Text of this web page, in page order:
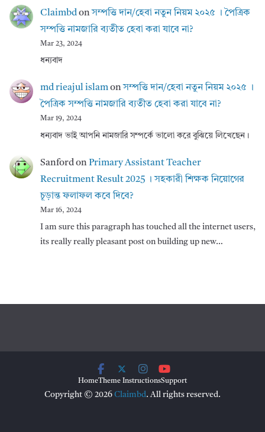
Claimbdonসম্পত্তি দান/হেবা নতুন নিয়ম ২০২৫ । পৈত্রিক
সম্পত্তি নামজারি ব্যতীত হেবা করা যাবে না?
Mar 23, 2024
ধন্যবাদ
md rieajul islamonসম্পত্তি দান/হেবা নতুন নিয়ম ২০২৫ ।
পৈত্রিক সম্পত্তি নামজারি ব্যতীত হেবা করা যাবে না?
Mar 19, 2024
ধন্যবাদ ভাই আপনি নামজারি সম্পর্কে ভালো করে বুঝিয়ে লিখেছেন।
SanfordonPrimary Assistant Teacher
Recruitment Result 2025 । সহকারী শিক্ষক নিয়োগের
চূড়ান্ত ফলাফল কবে দিবে?
Mar 16, 2024
I am sure this paragraph has touched all the internet users,
its really really pleasant post on building up new…
HomeTheme InstructionsSupport
Copyright © 2026 Claimbd. All rights reserved.